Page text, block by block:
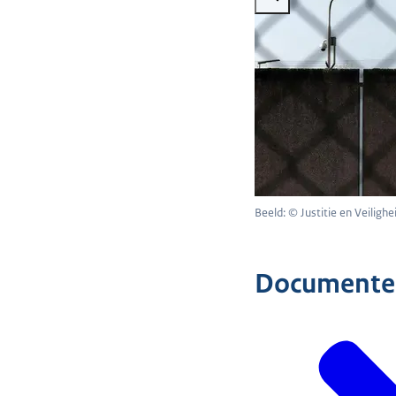
Beeld: © Justitie en